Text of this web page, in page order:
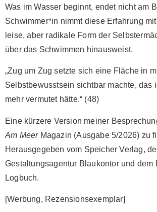
Was im Wasser beginnt, endet nicht am
Schwimmer*in nimmt diese Erfahrung
leise, aber radikale Form der
über das Schwimmen hinausweist.
„Zug um Zug setzte sich eine Fläche in
Selbstbewusstsein sichtbar machte, das
mehr vermutet hätte.“ (48)
Eine kürzere Version meiner
Am MeerMagazin (Ausgabe 5/2026) zu
Herausgegeben vom Speicher Verlag,
Gestaltungsagentur Blaukontor und dem
Logbuch.
[Werbung, Rezensionsexemplar]